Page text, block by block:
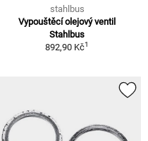
stahlbus
Vypouštěcí olejový ventil
Stahlbus
892,90 Kč1